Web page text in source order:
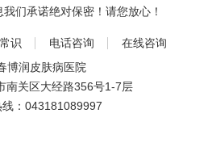
们承诺绝对保密！请您放心！
识 电话咨询
在线咨询
博润皮肤病医院
南关区大经路356号1-7层
： 043181089997